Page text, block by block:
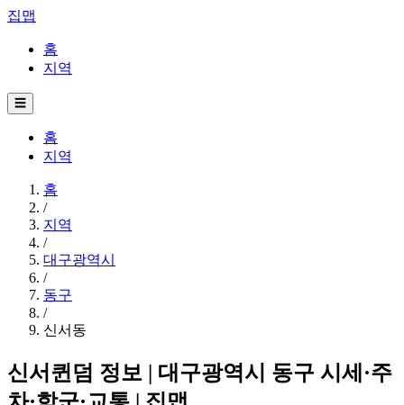
집맵
홈
지역
☰
홈
지역
홈
/
지역
/
대구광역시
/
동구
/
신서동
신서퀸덤 정보 | 대구광역시 동구 시세·주